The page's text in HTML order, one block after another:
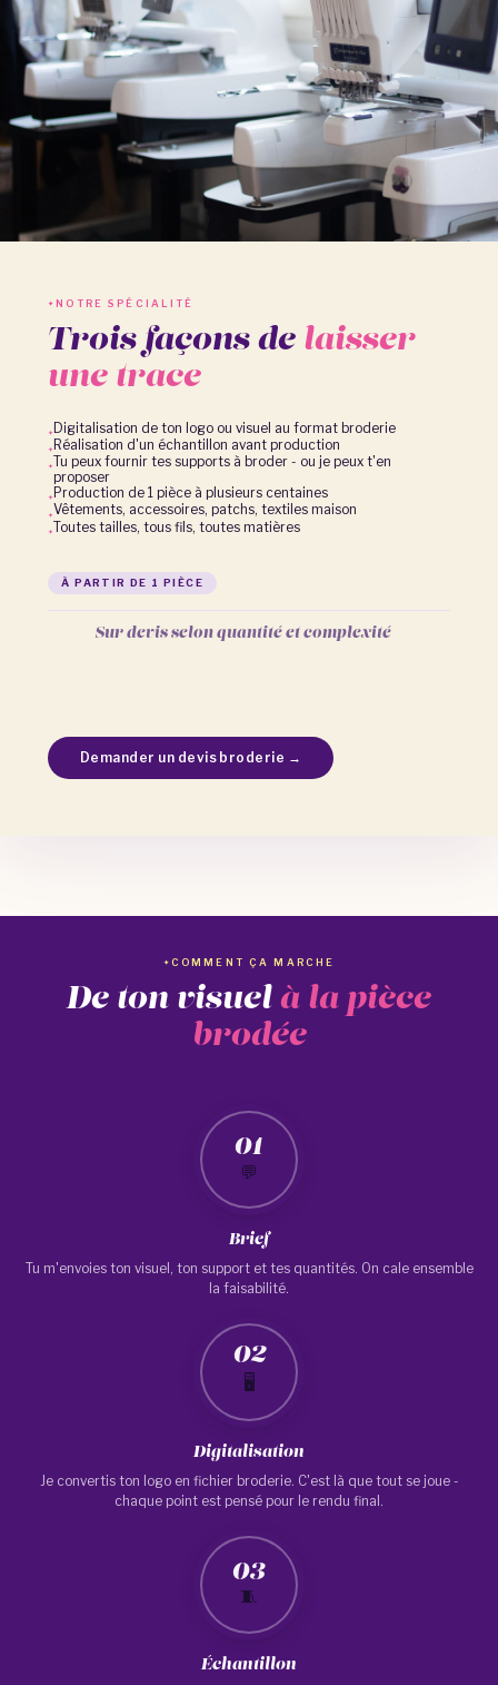
NOTRE SPÉCIALITÉ
Trois façons de laisser
une trace
Digitalisation de ton logo ou visuel au format broderie
Réalisation d'un échantillon avant production
Tu peux fournir tes supports à broder - ou je peux t'en
proposer
Production de 1 pièce à plusieurs centaines
Vêtements, accessoires, patchs, textiles maison
Toutes tailles, tous fils, toutes matières
À PARTIR DE 1 PIÈCE
Sur devis selon quantité et complexité
Demander un devis broderie →
COMMENT ÇA MARCHE
De ton visuelà la pièce
brodée
01
💬
Brief
Tu m'envoies ton visuel, ton support et tes quantités. On cale ensemble
la faisabilité.
02
🖥️
Digitalisation
Je convertis ton logo en fichier broderie. C'est là que tout se joue -
chaque point est pensé pour le rendu final.
03
🧵
Échantillon